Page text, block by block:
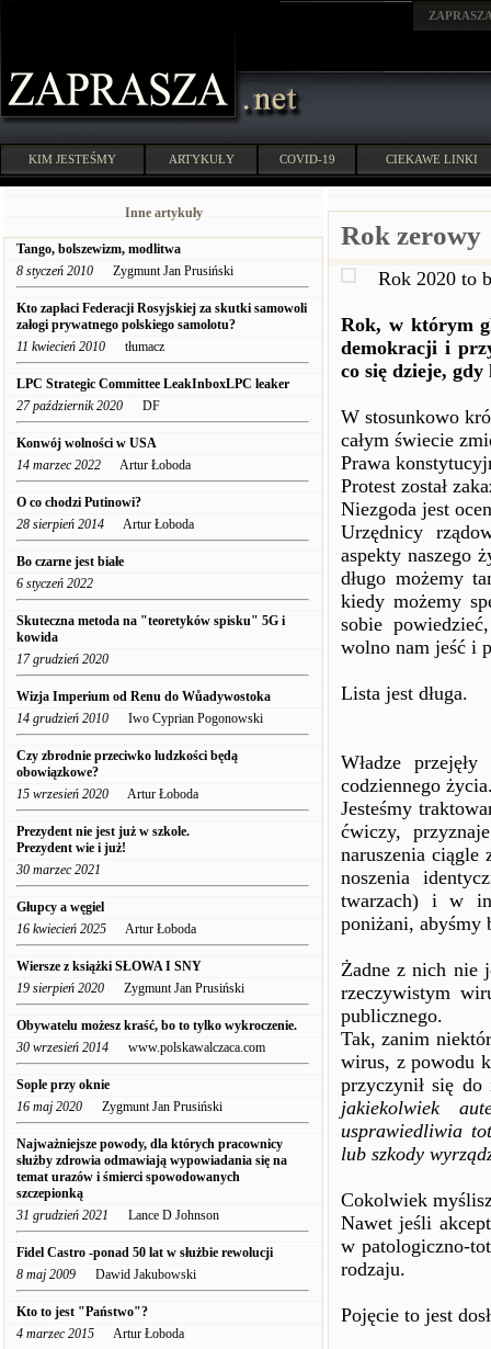
KIM JESTEŚMY ARTYKUŁY COVID-19 CIEKAWE LINKI
Inne artykuły
Tango, bolszewizm, modlitwa
8 styczeń 2010 Zygmunt Jan Prusiński
Kto zapłaci Federacji Rosyjskiej za skutki samowoli
załogi prywatnego polskiego samolotu?
11 kwiecień 2010 tłumacz
LPC Strategic Committee LeakInboxLPC leaker
27 październik 2020 DF
Konwój wolności w USA
14 marzec 2022 Artur Łoboda
O co chodzi Putinowi?
28 sierpień 2014 Artur Łoboda
Bo czarne jest białe
6 styczeń 2022
Skuteczna metoda na "teoretyków spisku" 5G i
kowida
17 grudzień 2020
Wizja Imperium od Renu do Wůadywostoka
14 grudzień 2010 Iwo Cyprian Pogonowski
Czy zbrodnie przeciwko ludzkości będą
obowiązkowe?
15 wrzesień 2020 Artur Łoboda
Prezydent nie jest już w szkole.
Prezydent wie i już!
30 marzec 2021
Głupcy a węgiel
16 kwiecień 2025 Artur Łoboda
Wiersze z książki SŁOWA I SNY
19 sierpień 2020 Zygmunt Jan Prusiński
Obywatelu możesz kraść, bo to tylko wykroczenie.
30 wrzesień 2014 www.polskawalczaca.com
Sople przy oknie
16 maj 2020 Zygmunt Jan Prusiński
Najważniejsze powody, dla których pracownicy
służby zdrowia odmawiają wypowiadania się na
temat urazów i śmierci spowodowanych
szczepionką
31 grudzień 2021 Lance D Johnson
Fidel Castro -ponad 50 lat w służbie rewolucji
8 maj 2009 Dawid Jakubowski
Kto to jest "Państwo"?
4 marzec 2015 Artur Łoboda
Rok zerowy
Rok 2020 to
Rok, w którym
demokracji i
co się dzieje,
W stosunkowo
całym świecie
Prawa
Protest został
Niezgoda jest
Urzędnicy
aspekty naszego
długo możemy
kiedy możemy
sobie
wolno nam jeść i
Lista jest długa.
Władze
codziennego
Jesteśmy
ćwiczy,
naruszenia ciągle
noszenia
twarzach) i w
poniżani, abyśmy
Żadne z nich nie
rzeczywistym
publicznego.
Tak, zanim
wirus, z powodu
przyczynił się
jakiekolwiek
usprawiedliwia
lub szkody
Cokolwiek
Nawet jeśli
w patologiczno-
rodzaju.
Pojęcie to jest